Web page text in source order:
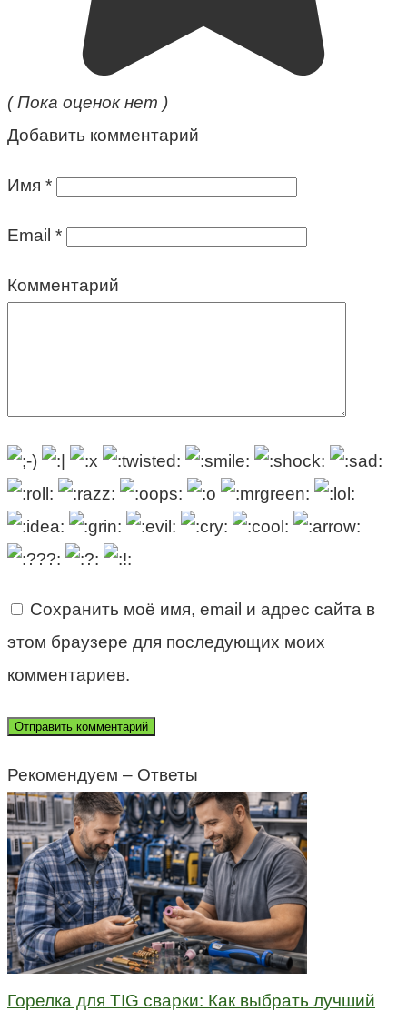
( Пока оценок нет )
Добавить комментарий
Имя *
Email *
Комментарий
Сохранить моё имя, email и адрес сайта в
этом браузере для последующих моих
комментариев.
Рекомендуем – Ответы
Горелка для TIG сварки: Как выбрать лучший